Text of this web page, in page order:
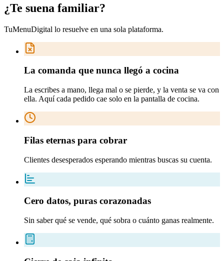
¿Te suena familiar?
TuMenuDigital lo resuelve en una sola plataforma.
La comanda que nunca llegó a cocina
La escribes a mano, llega mal o se pierde, y la venta se va con
ella. Aquí cada pedido cae solo en la pantalla de cocina.
Filas eternas para cobrar
Clientes desesperados esperando mientras buscas su cuenta.
Cero datos, puras corazonadas
Sin saber qué se vende, qué sobra o cuánto ganas realmente.